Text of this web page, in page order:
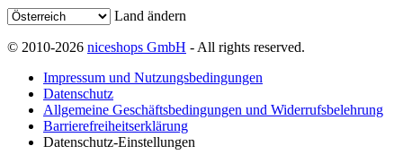
Land ändern
© 2010-2026 niceshops GmbH - All rights reserved.
Impressum und Nutzungsbedingungen
Datenschutz
Allgemeine Geschäftsbedingungen und Widerrufsbelehrung
Barrierefreiheitserklärung
Datenschutz-Einstellungen